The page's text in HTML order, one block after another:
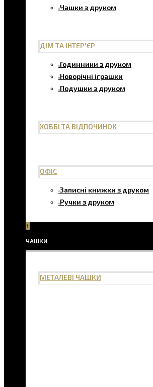
Чашки з друком
ДІМ ТА ІНТЕР'ЄР
Годинники з друком
Новорічні іграшки
Подушки з друком
ХОББІ ТА ВІДПОЧИНОК
ОФІС
Записні книжки з друком
Ручки з друком
+
ЧАШКИ
МЕТАЛЕВІ ЧАШКИ